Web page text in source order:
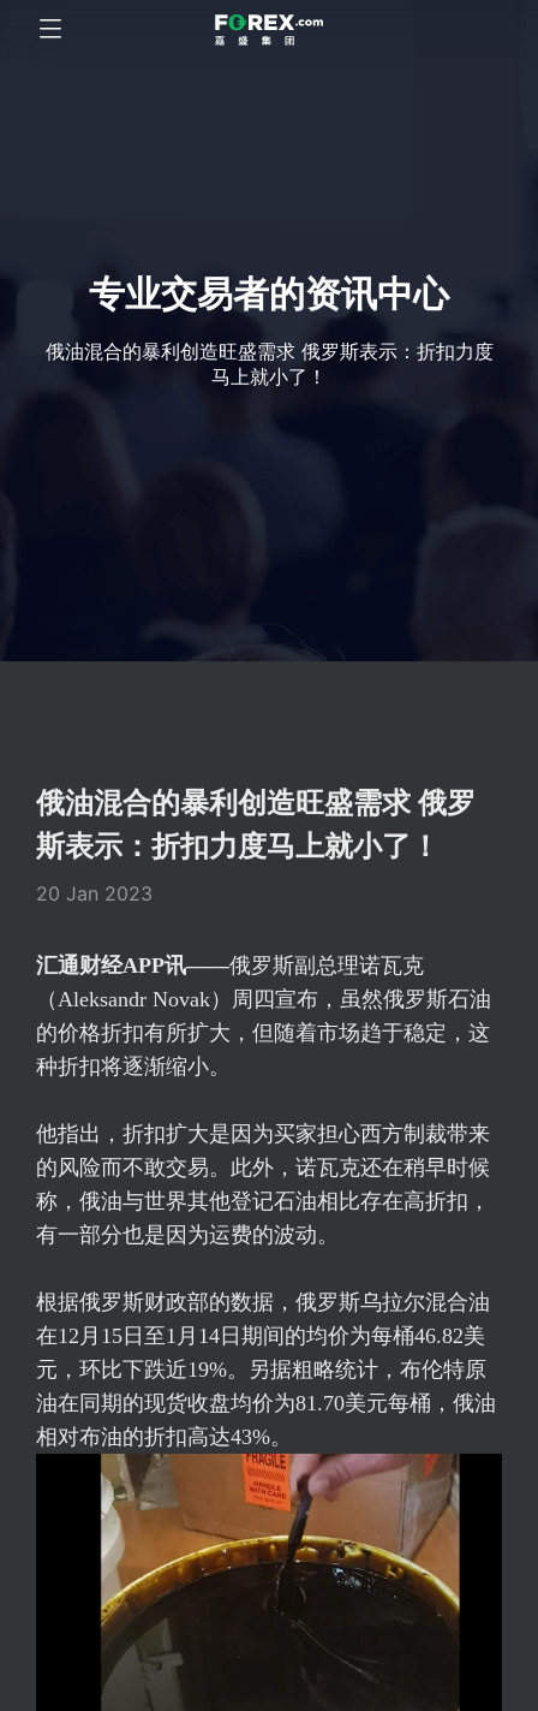
专业交易者的资讯中心
俄油混合的暴利创造旺盛需求 俄罗斯表示：折扣力度
马上就小了！
俄油混合的暴利创造旺盛需求 俄罗
斯表示：折扣力度马上就小了！
20 Jan 2023
汇通财经APP讯——俄罗斯副总理诺瓦克
（Aleksandr Novak）周四宣布，虽然俄罗斯石油
的价格折扣有所扩大，但随着市场趋于稳定，这
种折扣将逐渐缩小。
他指出，折扣扩大是因为买家担心西方制裁带来
的风险而不敢交易。此外，诺瓦克还在稍早时候
称，俄油与世界其他登记石油相比存在高折扣，
有一部分也是因为运费的波动。
根据俄罗斯财政部的数据，俄罗斯乌拉尔混合油
在12月15日至1月14日期间的均价为每桶46.82美
元，环比下跌近19%。另据粗略统计， 布伦特原
油在同期的现货收盘均价为81.70美元每桶，俄油
相对布油的折扣高达43%。